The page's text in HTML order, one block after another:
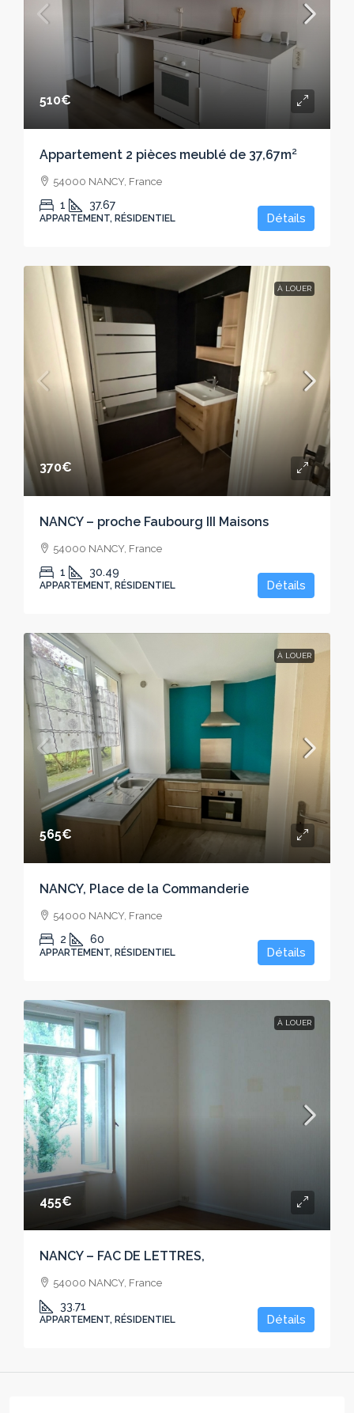
510€
Appartement 2 pièces meublé de 37,67m²
54000 NANCY, France
1 37.67
APPARTEMENT, RÉSIDENTIEL Détails
À LOUER
370€
NANCY – proche Faubourg III Maisons
54000 NANCY, France
1 30.49
APPARTEMENT, RÉSIDENTIEL Détails
À LOUER
565€
NANCY, Place de la Commanderie
54000 NANCY, France
2 60
APPARTEMENT, RÉSIDENTIEL Détails
À LOUER
455€
NANCY – FAC DE LETTRES,
54000 NANCY, France
33.71
APPARTEMENT, RÉSIDENTIEL Détails